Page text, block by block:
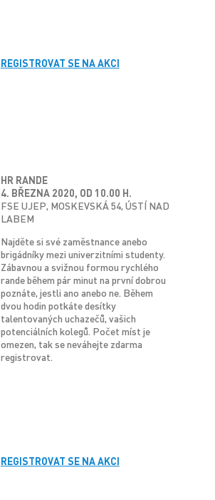
REGISTROVAT SE NA AKCI
HR RANDE
4. BŘEZNA 2020, OD 10.00 H.
FSE UJEP, MOSKEVSKÁ 54, ÚSTÍ NAD
LABEM
Najděte si své zaměstnance anebo
brigádníky mezi univerzitními studenty.
Zábavnou a svižnou formou rychlého
rande během pár minut na první dobrou
poznáte, jestli ano anebo ne. Během
dvou hodin potkáte desítky
talentovaných uchazečů, vašich
potenciálních kolegů. Počet míst je
omezen, tak se neváhejte zdarma
registrovat.
REGISTROVAT SE NA AKCI